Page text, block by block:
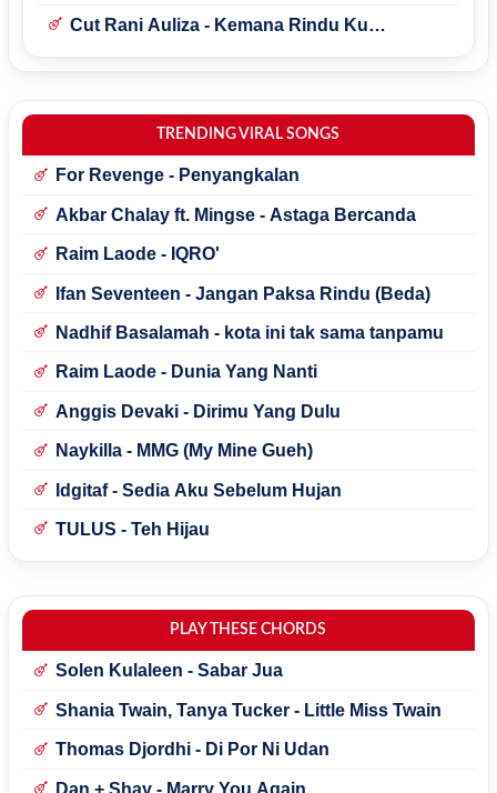
Cut Rani Auliza - Kemana Rindu Ku
TRENDING VIRAL SONGS
For Revenge - Penyangkalan
Akbar Chalay ft. Mingse - Astaga Bercanda
Raim Laode - IQRO'
Ifan Seventeen - Jangan Paksa Rindu (Beda)
Nadhif Basalamah - kota ini tak sama tanpamu
Raim Laode - Dunia Yang Nanti
Anggis Devaki - Dirimu Yang Dulu
Naykilla - MMG (My Mine Gueh)
Idgitaf - Sedia Aku Sebelum Hujan
TULUS - Teh Hijau
PLAY THESE CHORDS
Solen Kulaleen - Sabar Jua
Shania Twain, Tanya Tucker - Little Miss Twain
Thomas Djordhi - Di Por Ni Udan
Dan + Shay - Marry You Again